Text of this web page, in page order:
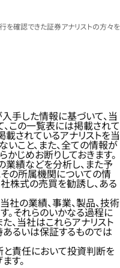
を確認できた証券アナリストの方々を
手した情報に基づいて、当
、この一覧表には掲載されて
載されているアナリストを当
こと、また、全ての情報が
じめお断りしておきます。
績などを分析し、また予
の所属機関についての情
株式の売買を勧誘し、ある
社の業績、事業、製品、技術
。それらのいかなる過程に
、当社はこれらアナリスト
るいは保証するものでは
と責任において投資判断を
す。